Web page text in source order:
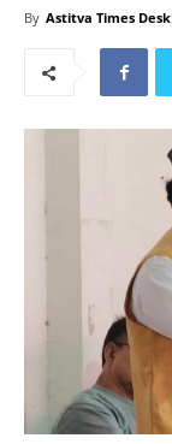
By Astitva Times Desk